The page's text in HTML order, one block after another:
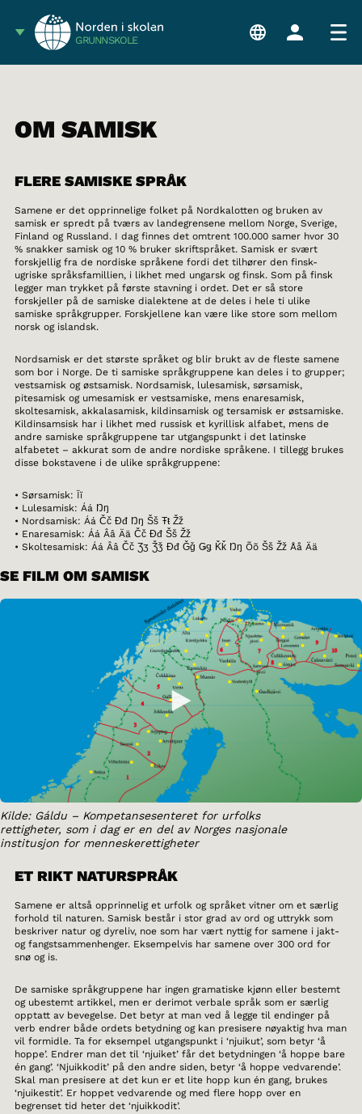
GRUNNSKOLE
OM SAMISK
FLERE SAMISKE SPRÅK
Samene er det opprinnelige folket på Nordkalotten og bruken av
samisk er spredt på tværs av landegrensene mellom Norge, Sverige,
Finland og Russland. I dag finnes det omtrent 100.000 samer hvor 30
% snakker samisk og 10 % bruker skriftspråket. Samisk er svært
forskjellig fra de nordiske språkene fordi det tilhører den finsk-
ugriske språksfamillien, i likhet med ungarsk og finsk. Som på finsk
legger man trykket på første stavning i ordet. Det er så store
forskjeller på de samiske dialektene at de deles i hele ti ulike
samiske språkgrupper. Forskjellene kan være like store som mellom
norsk og islandsk.
Nordsamisk er det største språket og blir brukt av de fleste samene
som bor i Norge. De ti samiske språkgruppene kan deles i to grupper;
vestsamisk og østsamisk. Nordsamisk, lulesamisk, sørsamisk,
pitesamisk og umesamisk er vestsamiske, mens enaresamisk,
skoltesamisk, akkalasamisk, kildinsamisk og tersamisk er østsamiske.
Kildinsamsisk har i likhet med russisk et kyrillisk alfabet, mens de
andre samiske språkgruppene tar utgangspunkt i det latinske
alfabetet – akkurat som de andre nordiske språkene. I tillegg brukes
disse bokstavene i de ulike språkgruppene:
• Sørsamisk: Ïï
• Lulesamisk: Áá Ŋŋ
• Nordsamisk: Áá Čč Đđ Ŋŋ Šš Ŧŧ Žž
• Enaresamisk: Áá Ââ Ää Čč Đđ Šš Žž
• Skoltesamisk: Áá Ââ Čč Ʒʒ Ǯǯ Đđ Ǧǧ Ǥǥ Ǩǩ Ŋŋ Õõ Šš Žž Åå Ää
SE FILM OM SAMISK
Kilde: Gáldu – Kompetansesenteret for urfolks
rettigheter, som i dag er en del av Norges nasjonale
institusjon for menneskerettigheter
ET RIKT NATURSPRÅK
Samene er altså opprinnelig et urfolk og språket vitner om et særlig
forhold til naturen. Samisk består i stor grad av ord og uttrykk som
beskriver natur og dyreliv, noe som har vært nyttig for samene i jakt-
og fangstsammenhenger. Eksempelvis har samene over 300 ord for
snø og is.
De samiske språkgruppene har ingen gramatiske kjønn eller bestemt
og ubestemt artikkel, men er derimot verbale språk som er særlig
opptatt av bevegelse. Det betyr at man ved å legge til endinger på
verb endrer både ordets betydning og kan presisere nøyaktig hva man
vil formidle. Ta for eksempel utgangspunkt i ‘njuikut’, som betyr ‘å
hoppe’. Endrer man det til ‘njuiket’ får det betydningen ‘å hoppe bare
én gang’. ‘Njuikkodit’ på den andre siden, betyr ‘å hoppe vedvarende’.
Skal man presisere at det kun er et lite hopp kun én gang, brukes
‘njuikestit’. Er hoppet vedvarende og med flere hopp over en
begrenset tid heter det ‘njuikkodit’.